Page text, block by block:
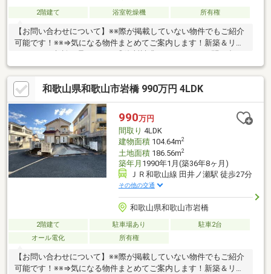
2階建て 浴室乾燥機 所有権
【お問い合わせについて】※※際が掲載していない物件でもご紹介
可能です！※※⇒気になる物件まとめてご案内します！新築＆リフ
せは24時間受付中♪◎18時以降のご見学ご相談・オンライン対
応・女性スタッフ対応も可能♪詳細資料のご請求・物件見学のご依
頼はお気軽に「お電話」または「資料請求ボタン」からお問い合
わせください！【住宅ローン相談会開催中】初めてでご不安な
方、各借入限度額を知りたい方資金・支払い計画を立てたい方、
住み替えをお考えの方無料相談受付中です♪お気軽にお電話くださ
い！
和歌山県和歌山市岩橋 990万円 4LDK
990万円
間取り 4LDK
建物面積104.64m2
土地面積186.56m2
築年月 1990年1月(築36年8ヶ月)
ＪＲ和歌山線 田井ノ瀬駅 徒歩27分
その他の交通
和歌山県和歌山市岩橋
2階建て 駐車場あり
駐車2台
オール電化
所有権
【お問い合わせについて】※※際が掲載していない物件でもご紹介
可能です！※※⇒気になる物件まとめてご案内します！新築＆リフ